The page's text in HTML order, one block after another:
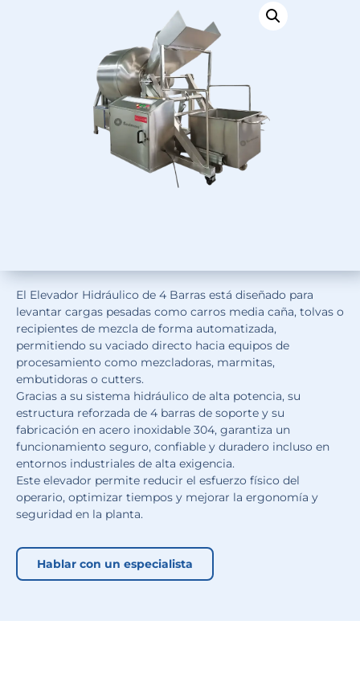
El Elevador Hidráulico de 4 Barras está diseñado para
levantar cargas pesadas como carros media caña, tolvas o
recipientes de mezcla de forma automatizada,
permitiendo su vaciado directo hacia equipos de
procesamiento como mezcladoras, marmitas,
embutidoras o cutters.
Gracias a su sistema hidráulico de alta potencia, su
estructura reforzada de 4 barras de soporte y su
fabricación en acero inoxidable 304, garantiza un
funcionamiento seguro, confiable y duradero incluso en
entornos industriales de alta exigencia.
Este elevador permite reducir el esfuerzo físico del
operario, optimizar tiempos y mejorar la ergonomía y
seguridad en la planta.
Hablar con un especialista